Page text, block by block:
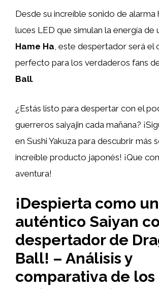
Desde su increíble sonido de alarma
luces LED que simulan la energía de
Hame Ha, este despertador será el
perfecto para los verdaderos fans
Ball.
¿Estás listo para despertar con el
guerreros saiyajin cada mañana?
en Sushi Yakuza para descubrir más
increíble producto japonés! ¡Que
aventura!
¡Despierta como un
auténtico Saiyan
despertador de
Ball! – Análisis y
comparativa de los